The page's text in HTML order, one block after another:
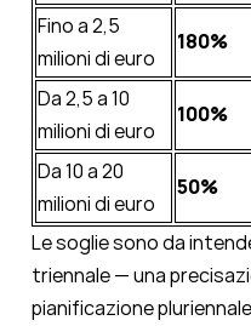
Fino a 2,5
milioni di euro
180%
Da 2,5 a 10
milioni di euro
100%
Da 10 a 20
milioni di euro
50%
Le soglie sono da
triennale — una
pianificazione